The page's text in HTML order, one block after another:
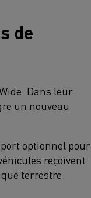
de
Dans leur
un nouveau
optionnel pour
reçoivent
terrestre